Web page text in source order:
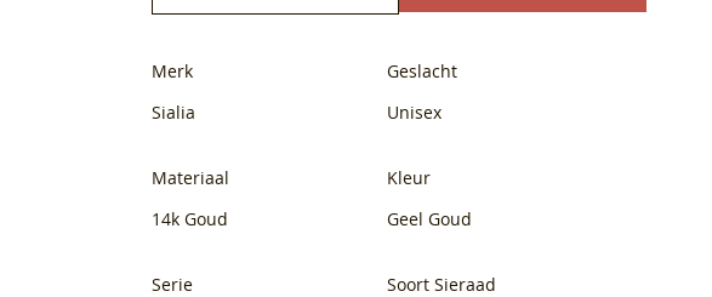
Merk
Sialia
Geslacht
Unisex
Materiaal
14k Goud
Kleur
Geel Goud
Serie
Soort Sieraad